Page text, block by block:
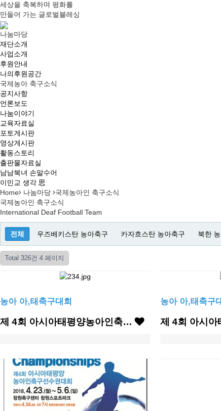
세상을 축복하며 평화를
만들어 가는 글로벌블레싱
나눔마당
재단소개
사업소개
후원안내
나의후원공간
국제농아 축구소식
공지사항
언론보도
나눔이야기
교육자료실
포토게시판
영상게시판
활동스토리
출판물자료실
남남북녀 손말수어
이민교 생각 思
Home
나눔마당
국제농아인 축구소식
국제농아인 축구소식
International Deaf Football Team
전체 우즈베키스탄 농아축구 카자흐스탄 농아축구 북한
Total 326건 4 페이지
농아 아,태축구대회
제 4회 아시아태평양농아인축…
농아 아,태축구
제 4회 아시